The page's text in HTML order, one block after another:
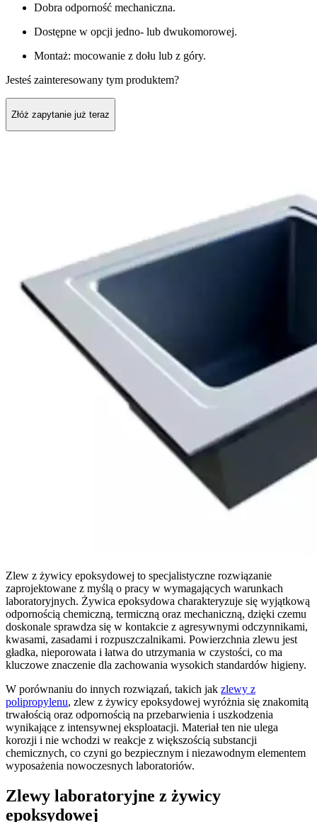
Dobra odporność mechaniczna.
Dostępne w opcji jedno- lub dwukomorowej.
Montaż: mocowanie z dołu lub z góry.
Jesteś zainteresowany tym produktem?
Złóż zapytanie już teraz
Zlew z żywicy epoksydowej to specjalistyczne rozwiązanie
zaprojektowane z myślą o pracy w wymagających warunkach
laboratoryjnych. Żywica epoksydowa charakteryzuje się wyjątkową
odpornością chemiczną, termiczną oraz mechaniczną, dzięki czemu
doskonale sprawdza się w kontakcie z agresywnymi odczynnikami,
kwasami, zasadami i rozpuszczalnikami. Powierzchnia zlewu jest
gładka, nieporowata i łatwa do utrzymania w czystości, co ma
kluczowe znaczenie dla zachowania wysokich standardów higieny.
W porównaniu do innych rozwiązań, takich jak zlewy z
polipropylenu, zlew z żywicy epoksydowej wyróżnia się znakomitą
trwałością oraz odpornością na przebarwienia i uszkodzenia
wynikające z intensywnej eksploatacji. Materiał ten nie ulega
korozji i nie wchodzi w reakcje z większością substancji
chemicznych, co czyni go bezpiecznym i niezawodnym elementem
wyposażenia nowoczesnych laboratoriów.
Zlewy laboratoryjne z żywicy
epoksydowej